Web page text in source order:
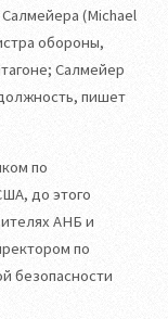
(Michael
обороны,
Салмейер
пишет
по
до этого
АНБ и
по
безопасности